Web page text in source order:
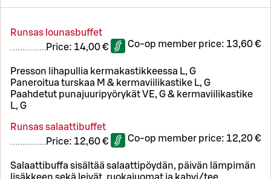
Runsas lounasbuffet
Price: 14,00 € Co-op member price: 13,60 €
Presson lihapullia kermakastikkeessa L, G
Paneroitua turskaa M & kermaviilikastike L, G
Paahdetut punajuuripyörykät VE, G & kermaviilikastike
L, G
Runsas salaattibuffet
Price: 12,60 € Co-op member price: 12,20 €
Salaattibuffa sisältää salaattipöydän, päivän lämpimän